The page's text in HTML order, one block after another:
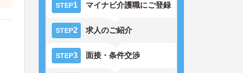
STEP1 マイナビ介護職にご登録
STEP2 求人のご紹介
STEP3 面接・条件交渉